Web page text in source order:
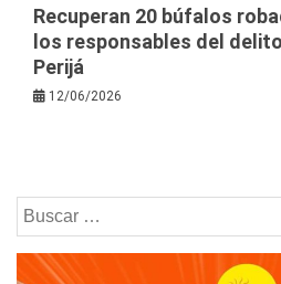
Recuperan 20 búfalos
los responsables del
Perijá
12/06/2026
Buscar: